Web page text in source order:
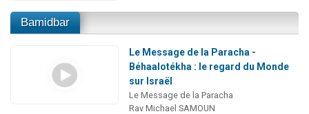
Bamidbar
Le Message de la Paracha -
Béhaalotékha : le regard du Monde
sur Israël
Le Message de la Paracha
Rav Michael SAMOUN